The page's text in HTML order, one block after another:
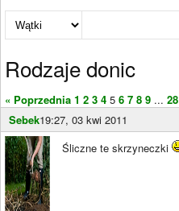
Rodzaje donic
« Poprzednia 1 2 3 4 5 6 7 8 9 ... 28
Sebek19:27, 03 kwi 2011
Śliczne te skrzyneczki